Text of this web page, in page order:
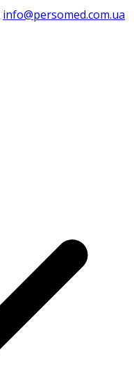
info@persomed.com.ua